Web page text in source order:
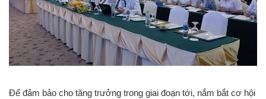
Để đảm bảo cho tăng trưởng trong giai đoạn tới, nắm bắt cơ hội